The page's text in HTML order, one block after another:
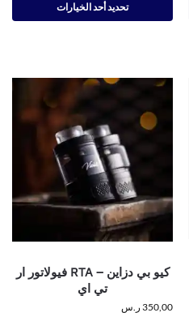
تحديد أحد الخيارات
كيو بي دزاين – RTA فيولاتور ار
تي اي
350,00 ر.س